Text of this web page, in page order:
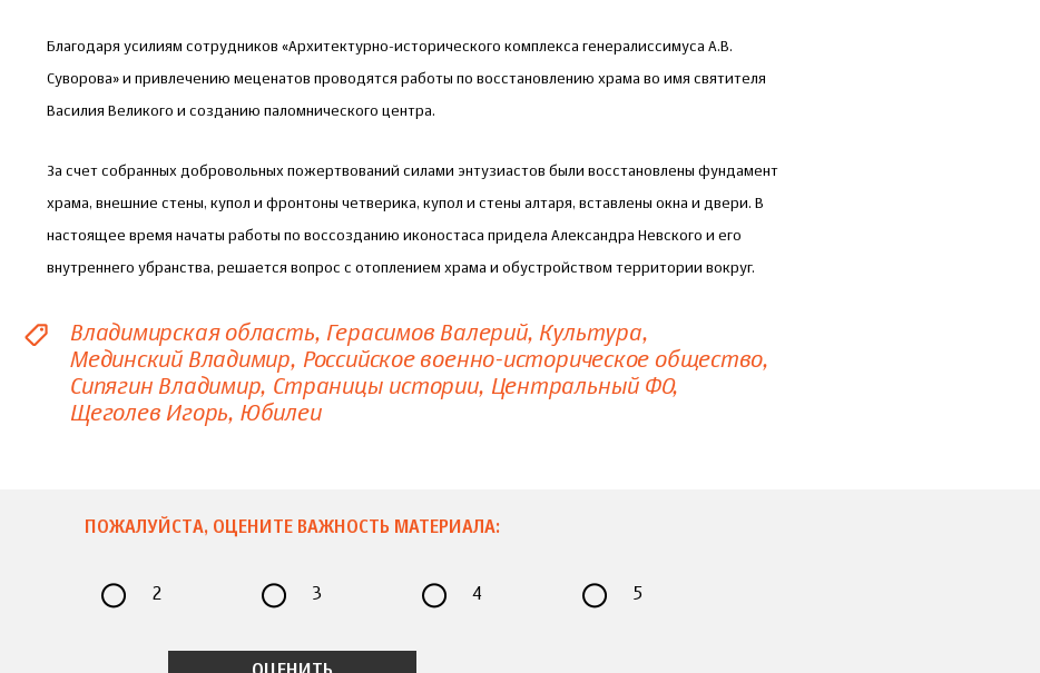
Благодаря усилиям сотрудников «Архитектурно-исторического комплекса генералиссимуса А.В.
Суворова» и привлечению меценатов проводятся работы по восстановлению храма во имя святителя
Василия Великого и созданию паломнического центра.
За счет собранных добровольных пожертвований силами энтузиастов были восстановлены фундамент
храма, внешние стены, купол и фронтоны четверика, купол и стены алтаря, вставлены окна и двери. В
настоящее время начаты работы по воссозданию иконостаса придела Александра Невского и его
внутреннего убранства, решается вопрос с отоплением храма и обустройством территории вокруг.
Владимирская область Герасимов Валерий Культура
Мединский Владимир Российское военно-историческое общество
Сипягин Владимир Страницы истории Центральный ФО
Щеголев Игорь Юбилеи
ПОЖАЛУЙСТА, ОЦЕНИТЕ ВАЖНОСТЬ МАТЕРИАЛА:
2 3 4 5